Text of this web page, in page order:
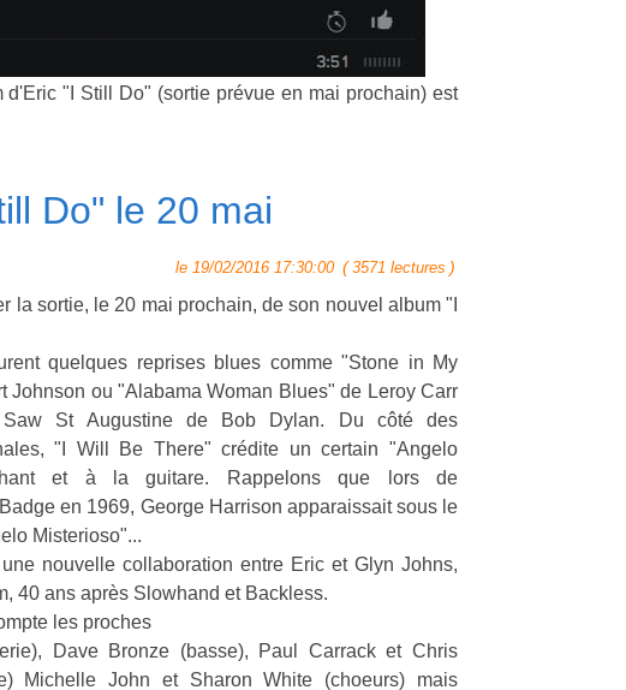
"I Still Do" (sortie prévue en mai prochain) est
Do" le 20 mai
le 19/02/2016 17:30:00 ( 3571 lectures )
la sortie, le 20 mai prochain, de son nouvel album "I
quelques reprises blues comme "Stone in My
Johnson ou "Alabama Woman Blues" de Leroy Carr
St Augustine de Bob Dylan. Du côté des
"I Will Be There" crédite un certain "Angelo
et à la guitare. Rappelons que lors de
en 1969, George Harrison apparaissait sous le
Misterioso"...
nouvelle collaboration entre Eric et Glyn Johns,
40 ans après Slowhand et Backless.
les proches
Dave Bronze (basse), Paul Carrack et Chris
Michelle John et Sharon White (choeurs) mais